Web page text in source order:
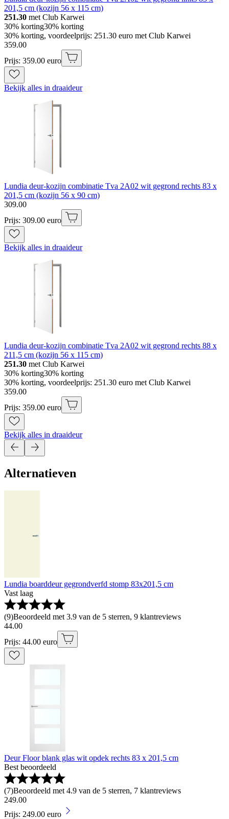
201,5 cm (kozijn 56 x 115 cm)
251.30 met Club Karwei
30% korting30% korting
30% korting, voordeelprijs: 251.30 euro met Club Karwei
359.00
Prijs: 359.00 euro
Bekijk alles in draaideur
Lundia deur-kozijn combinatie Tva 2A02 wit gegrond rechts 83 x
201,5 cm (kozijn 56 x 90 cm)
309.00
Prijs: 309.00 euro
Bekijk alles in draaideur
Lundia deur-kozijn combinatie Tva 2A02 wit gegrond rechts 88 x
211,5 cm (kozijn 56 x 115 cm)
251.30 met Club Karwei
30% korting30% korting
30% korting, voordeelprijs: 251.30 euro met Club Karwei
359.00
Prijs: 359.00 euro
Bekijk alles in draaideur
Alternatieven
Lundia boarddeur gegrondverfd stomp 83x201,5 cm
Vast laag
(9)Beoordeeld met 3.9 van de 5 sterren, 9 klantreviews
44.00
Prijs: 44.00 euro
Deur Floor blank glas wit opdek rechts 83 x 201,5 cm
Best beoordeeld
(7)Beoordeeld met 4.9 van de 5 sterren, 7 klantreviews
249.00
Prijs: 249.00 euro